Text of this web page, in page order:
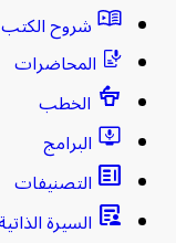
شروح الكتب
المحاضرات
الخطب
البرامج
clarify التصنيفات
article_person السيرة الذاتية